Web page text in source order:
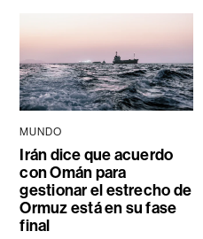
MUNDO
Irán dice que acuerdo
con Omán para
gestionar el estrecho de
Ormuz está en su fase
final